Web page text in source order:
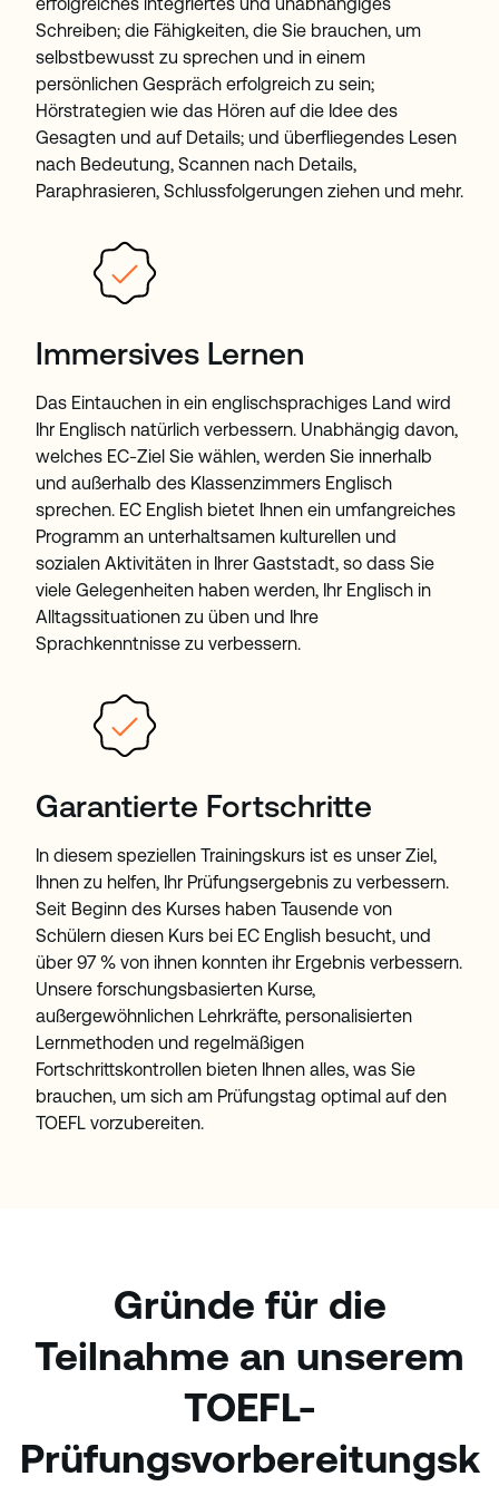
Schreiben; die Fähigkeiten, die Sie brauchen, um
selbstbewusst zu sprechen und in einem
persönlichen Gespräch erfolgreich zu sein;
Hörstrategien wie das Hören auf die Idee des
Gesagten und auf Details; und überfliegendes Lesen
nach Bedeutung, Scannen nach Details,
Paraphrasieren, Schlussfolgerungen ziehen und mehr.
Immersives Lernen
Das Eintauchen in ein englischsprachiges Land wird
Ihr Englisch natürlich verbessern. Unabhängig davon,
welches EC-Ziel Sie wählen, werden Sie innerhalb
und außerhalb des Klassenzimmers Englisch
sprechen. EC English bietet Ihnen ein umfangreiches
Programm an unterhaltsamen kulturellen und
sozialen Aktivitäten in Ihrer Gaststadt, so dass Sie
viele Gelegenheiten haben werden, Ihr Englisch in
Alltagssituationen zu üben und Ihre
Sprachkenntnisse zu verbessern.
Garantierte Fortschritte
In diesem speziellen Trainingskurs ist es unser Ziel,
Ihnen zu helfen, Ihr Prüfungsergebnis zu verbessern.
Seit Beginn des Kurses haben Tausende von
Schülern diesen Kurs bei EC English besucht, und
über 97 % von ihnen konnten ihr Ergebnis verbessern.
Unsere forschungsbasierten Kurse,
außergewöhnlichen Lehrkräfte, personalisierten
Lernmethoden und regelmäßigen
Fortschrittskontrollen bieten Ihnen alles, was Sie
brauchen, um sich am Prüfungstag optimal auf den
TOEFL vorzubereiten.
Gründe für die
Teilnahme an unserem
TOEFL-
Prüfungsvorbereitungsk